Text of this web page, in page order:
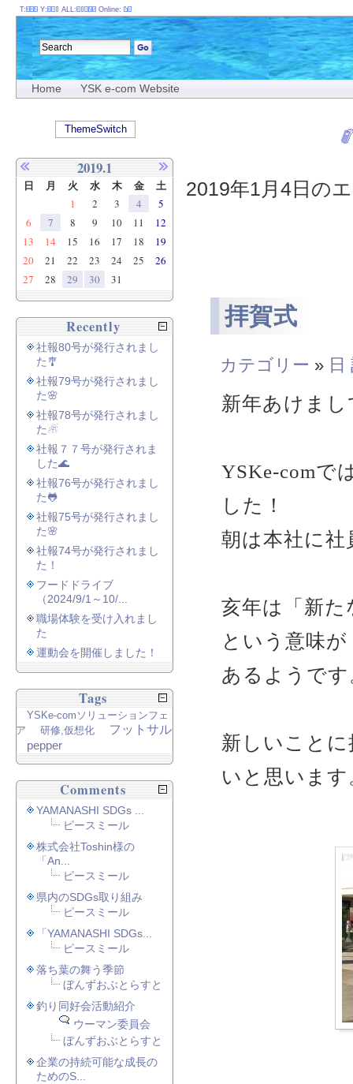
Home YSK e-com Website
2019年1月4日の
拝賀式
カテゴリー » 日
新年あけま
YSKe-comで
した！
朝は本社に
亥年は「新
という意味が
あるようです
新しいこと
いと思います
T: Y: ALL: Online:
ThemeSwitch
2019.1
日 月 火 水 木 金 土
1 2 3 4
5
6
7 8 9 10 11
12
13
14 15 16 17 18
19
20
21 22 23 24 25
26
27
28 29 30 31
Recently
社報80号が発行されまし
た🎐
社報79号が発行されまし
た🌸
社報78号が発行されまし
た☃
社報７７号が発行されま
した🌊
社報76号が発行されまし
た🐸
社報75号が発行されまし
た🌸
社報74号が発行されまし
た！
フードドライブ
（2024/9/1～10/...
職場体験を受け入れまし
た
運動会を開催しました！
Tags
YSKe-comソリューションフェ
ア
研修,仮想化
フットサル
pepper
Comments
YAMANASHI SDGs ...
ピースミール
株式会社Toshin様の
「An...
ピースミール
県内のSDGs取り組み
ピースミール
「YAMANASHI SDGs...
ピースミール
落ち葉の舞う季節
ぼんずおぶとらすと
釣り同好会活動紹介
ウーマン委員会
ぼんずおぶとらすと
企業の持続可能な成長の
ためのS...